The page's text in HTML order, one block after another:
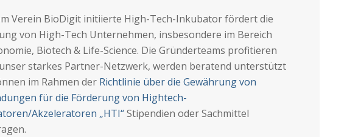
Verein BioDigit initiierte High-Tech-Inkubator fördert die
von High-Tech Unternehmen, insbesondere im Bereich
Biotech & Life-Science. Die Gründerteams profitieren
starkes Partner-Netzwerk, werden beratend unterstützt
im Rahmen der Richtlinie über die Gewährung von
für die Förderung von Hightech-
Akzeleratoren „HTI“Stipendien oder Sachmittel